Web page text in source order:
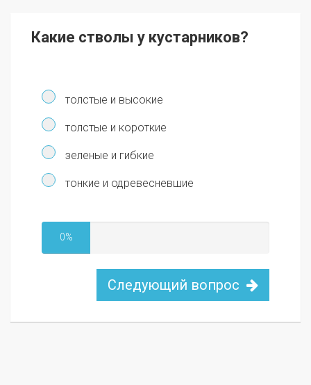
Какие стволы у кустарников?
толстые и высокие
толстые и короткие
зеленые и гибкие
тонкие и одревесневшие
0%
Следующий вопрос